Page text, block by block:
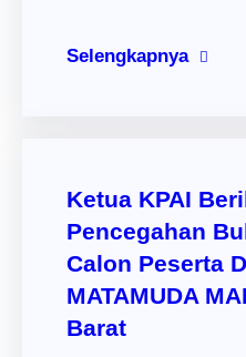
Selengkapnya
Ketua KPAI
Pencegahan
Calon Peserta
MATAMUDA
Barat